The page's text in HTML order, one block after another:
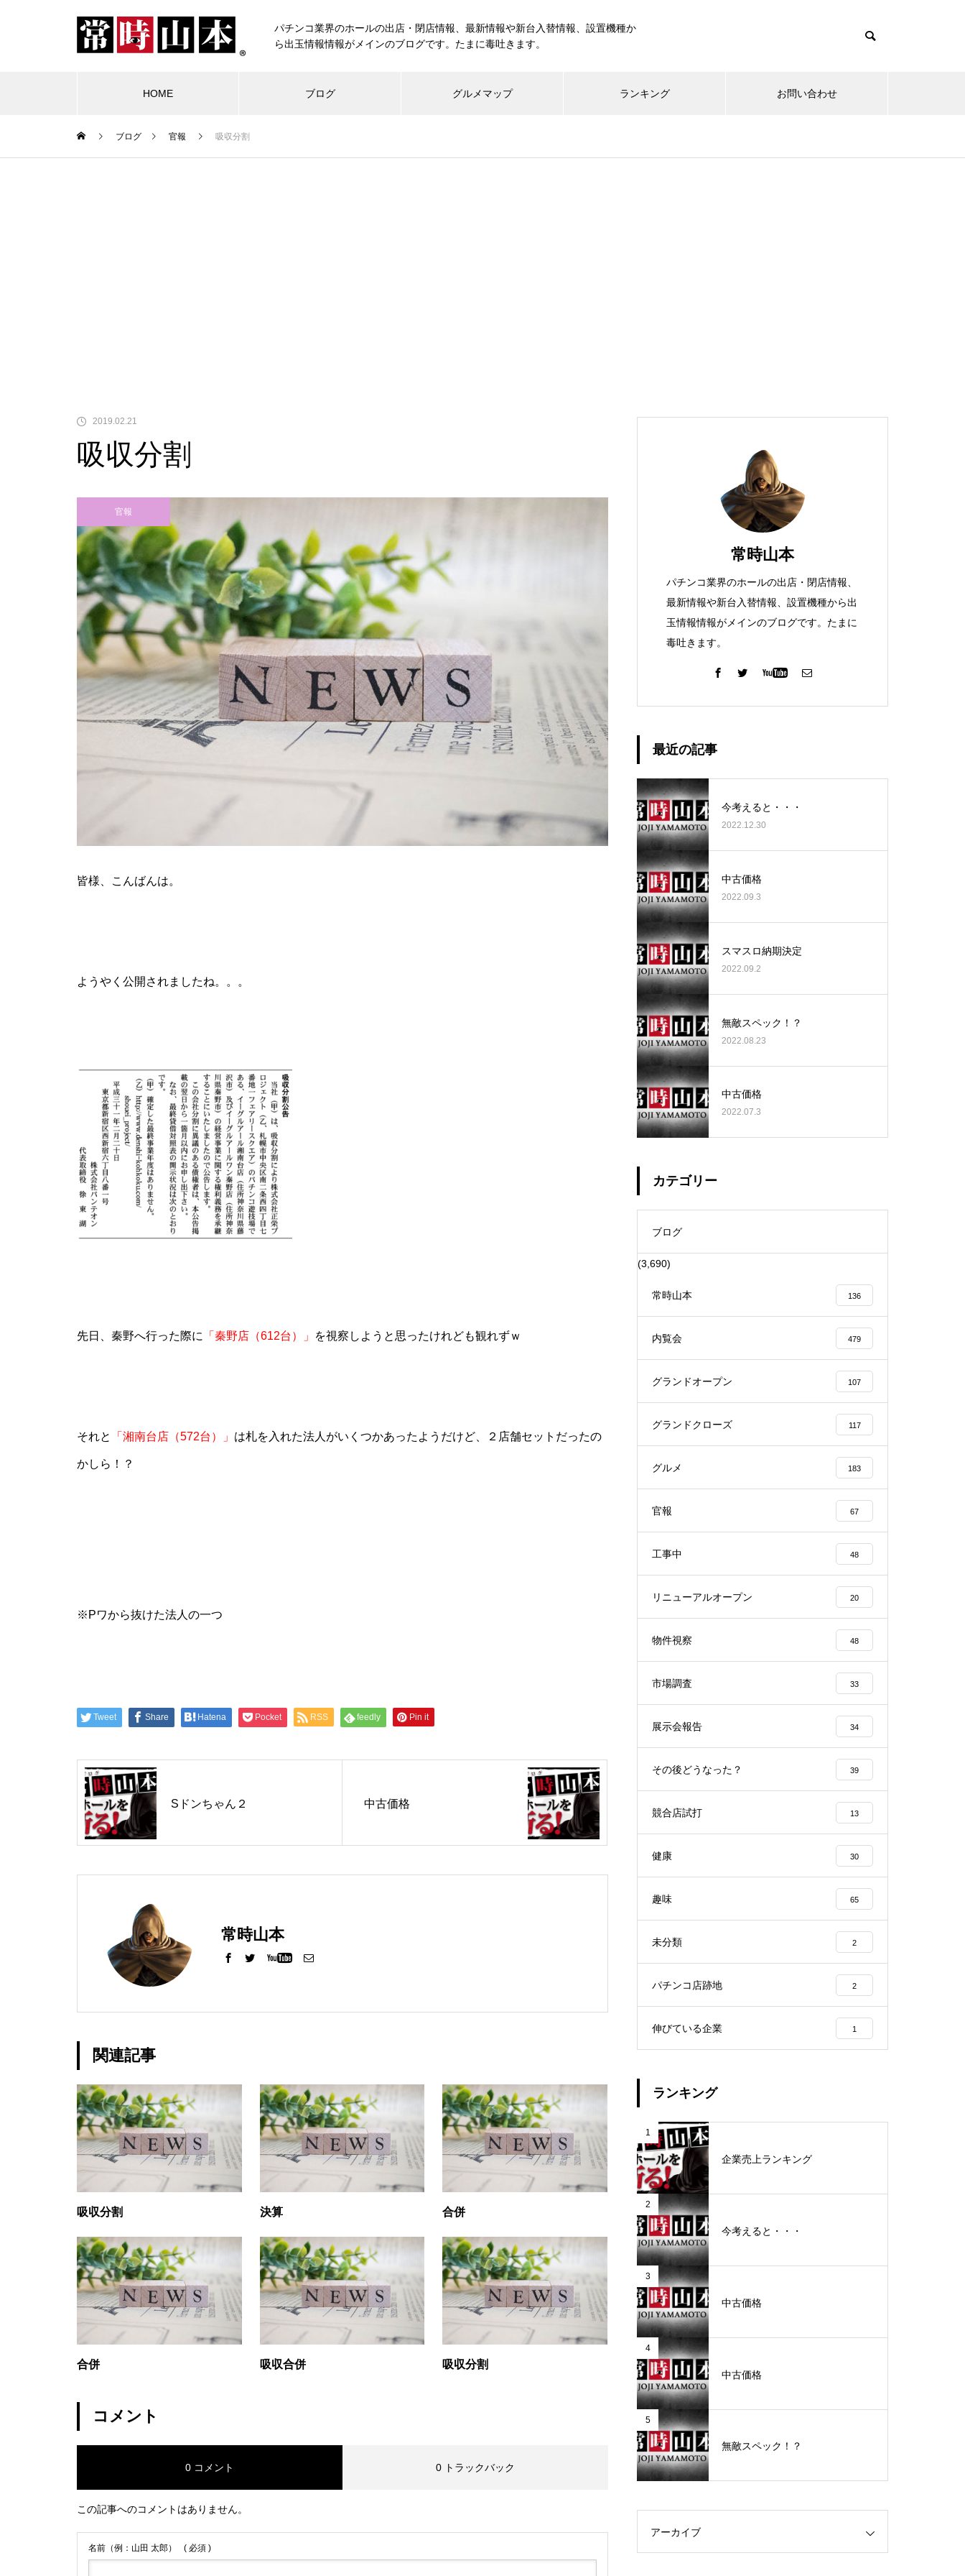
パチンコ業界のホールの出店・閉店情報、最新情報や新台入替情報、設置機種か
ら出玉情報情報がメインのブログです。たまに毒吐きます。
HOME ブログ グルメマップ ランキング お問い合わせ
ブログ 常時山本
S新鬼武者
検定通過状況 検定通過状況
ティアラ蓮田店様 東京イースト様
パンドラ横須賀店様 ゴールデンセンター様
物件視察
工事中 工事中
工事中 工事中
工事中
グランドクローズ グランドクローズ
グランドクローズ グランドクローズ グランドクローズ
グランドクローズ
ブログ 官報 吸収分割
2019.02.21
吸収分割
官報
皆様、こんばんは。
ようやく公開されましたね。。。
先日、秦野へ行った際に 「秦野店（612台）」 を視察しようと思ったけれども観れずｗ
それと 「湘南台店（572台）」 は札を入れた法人がいくつかあったようだけど、２店舗セットだったの
かしら！？
※Pワから抜けた法人の一つ
Tweet Share Hatena Pocket RSS feedly Pin it
Sドンちゃん２ 中古価格
常時山本
関連記事
吸収分割 決算 合併
合併 吸収合併 吸収分割
コメント
0 コメント 0 トラックバック
この記事へのコメントはありません。
名前（例：山田 太郎） ( 必須 )
常時山本
パチンコ業界のホールの出店・閉店情報、
最新情報や新台入替情報、設置機種から出
玉情報情報がメインのブログです。たまに
毒吐きます。
最近の記事
今考えると・・・
2022.12.30
中古価格
2022.09.3
スマスロ納期決定
2022.09.2
無敵スペック！？
2022.08.23
中古価格
2022.07.3
カテゴリー
ブログ
(3,690)
常時山本 136
内覧会 479
グランドオープン 107
グランドクローズ 117
グルメ 183
官報 67
工事中 48
リニューアルオープン 20
物件視察 48
市場調査 33
展示会報告 34
その後どうなった？ 39
競合店試打 13
健康 30
趣味 65
未分類 2
パチンコ店跡地 2
伸びている企業 1
ランキング
1
企業売上ランキング
2
今考えると・・・
3
中古価格
4
中古価格
5
無敵スペック！？
アーカイブ